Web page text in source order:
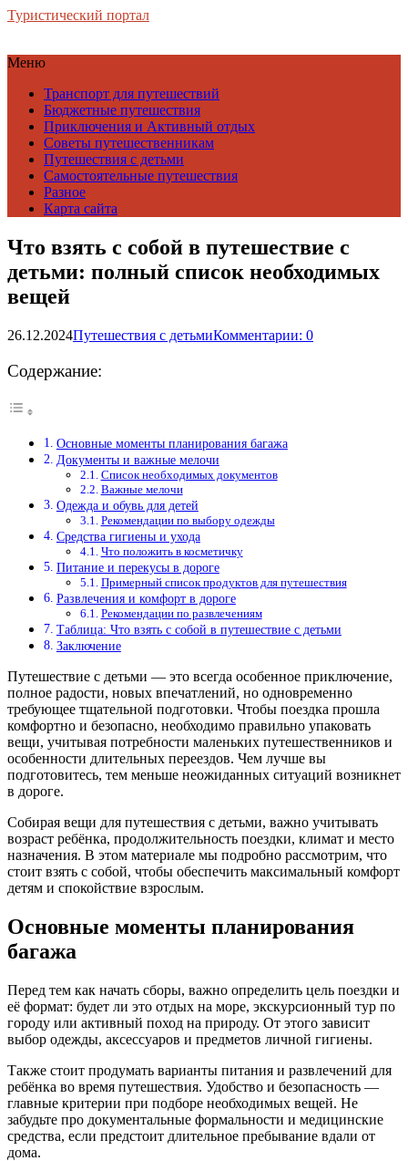
Туристический портал
Меню
Транспорт для путешествий
Бюджетные путешествия
Приключения и Активный отдых
Советы путешественникам
Путешествия с детьми
Самостоятельные путешествия
Разное
Карта сайта
Что взять с собой в путешествие с
детьми: полный список необходимых
вещей
26.12.2024Путешествия с детьмиКомментарии: 0
Содержание:
Основные моменты планирования багажа
Документы и важные мелочи
Список необходимых документов
Важные мелочи
Одежда и обувь для детей
Рекомендации по выбору одежды
Средства гигиены и ухода
Что положить в косметичку
Питание и перекусы в дороге
Примерный список продуктов для путешествия
Развлечения и комфорт в дороге
Рекомендации по развлечениям
Таблица: Что взять с собой в путешествие с детьми
Заключение
Путешествие с детьми — это всегда особенное приключение,
полное радости, новых впечатлений, но одновременно
требующее тщательной подготовки. Чтобы поездка прошла
комфортно и безопасно, необходимо правильно упаковать
вещи, учитывая потребности маленьких путешественников и
особенности длительных переездов. Чем лучше вы
подготовитесь, тем меньше неожиданных ситуаций возникнет
в дороге.
Собирая вещи для путешествия с детьми, важно учитывать
возраст ребёнка, продолжительность поездки, климат и место
назначения. В этом материале мы подробно рассмотрим, что
стоит взять с собой, чтобы обеспечить максимальный комфорт
детям и спокойствие взрослым.
Основные моменты планирования
багажа
Перед тем как начать сборы, важно определить цель поездки и
её формат: будет ли это отдых на море, экскурсионный тур по
городу или активный поход на природу. От этого зависит
выбор одежды, аксессуаров и предметов личной гигиены.
Также стоит продумать варианты питания и развлечений для
ребёнка во время путешествия. Удобство и безопасность —
главные критерии при подборе необходимых вещей. Не
забудьте про документальные формальности и медицинские
средства, если предстоит длительное пребывание вдали от
дома.